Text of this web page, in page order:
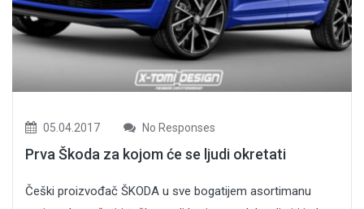
05.04.2017 No Responses
Prva Škoda za kojom će se ljudi okretati
Češki proizvođač ŠKODA u sve bogatijem asortimanu